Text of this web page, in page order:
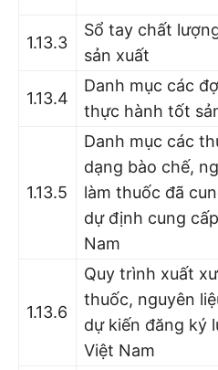
1.13.3
Sổ tay chất
sản xuất
1.13.4
Danh mục các
thực hành tốt
1.13.5
Danh mục các
dạng bào chế,
làm thuốc đã
dự định cung
Nam
1.13.6
Quy trình xuất
thuốc, nguyên
dự kiến đăng ký
Việt Nam